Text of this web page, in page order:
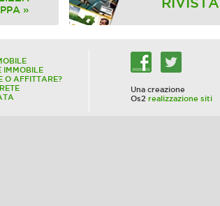
»
IMMOBILE
O AFFITTARE?
Una creazione
Os2 realizzazione siti